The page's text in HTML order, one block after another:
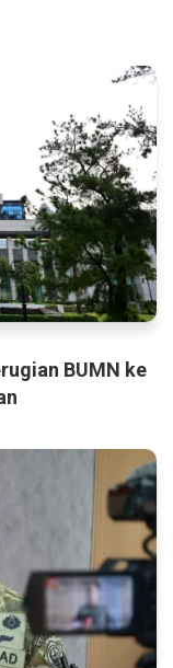
BUMN ke